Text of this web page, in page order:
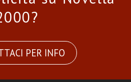
PER INFO